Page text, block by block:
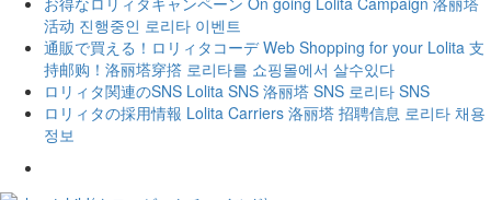
活动 진행중인 로리타 이벤트
通販で買える！ロリィタコーデ Web Shopping for your Lolita 支
持邮购！洛丽塔穿撘 로리타를 쇼핑몰에서 살수있다
ロリィタ関連のSNS Lolita SNS 洛丽塔 SNS 로리타 SNS
ロリィタの採用情報 Lolita Carriers 洛丽塔 招聘信息 로리타 채용
정보